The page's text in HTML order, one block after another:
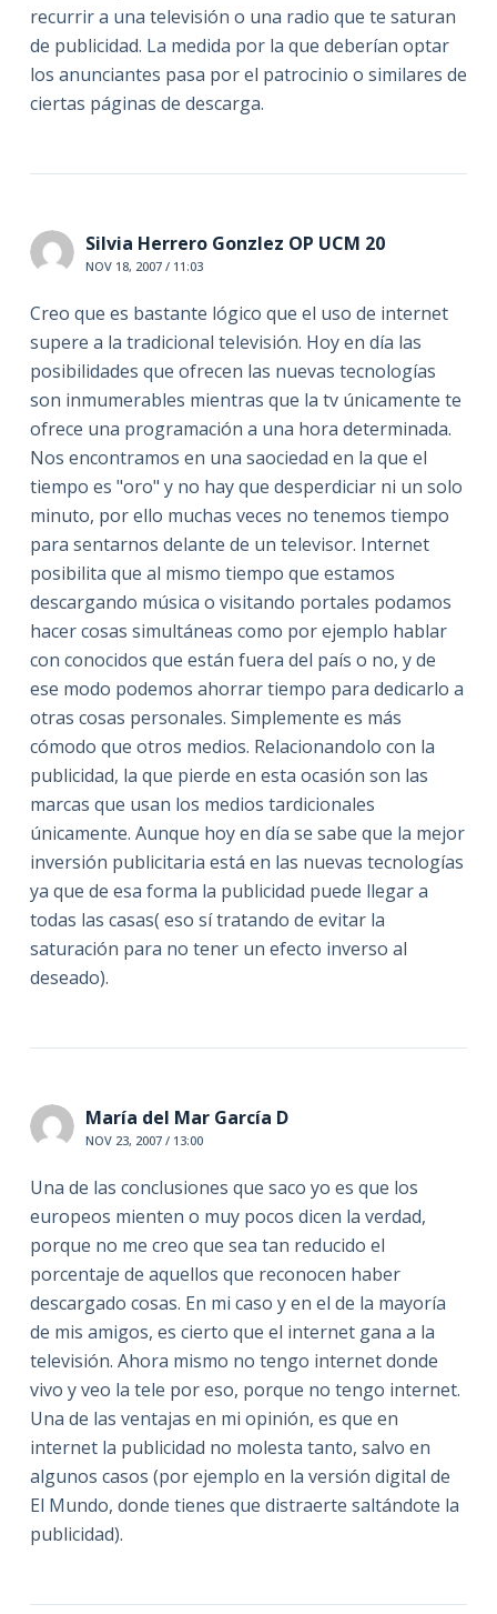
recurrir a una televisión o una radio que te saturan
de publicidad. La medida por la que deberían optar
los anunciantes pasa por el patrocinio o similares de
ciertas páginas de descarga.
Silvia Herrero Gonzlez OP UCM 20
NOV 18, 2007 / 11:03
Creo que es bastante lógico que el uso de internet
supere a la tradicional televisión. Hoy en día las
posibilidades que ofrecen las nuevas tecnologías
son inmumerables mientras que la tv únicamente te
ofrece una programación a una hora determinada.
Nos encontramos en una saociedad en la que el
tiempo es "oro" y no hay que desperdiciar ni un solo
minuto, por ello muchas veces no tenemos tiempo
para sentarnos delante de un televisor. Internet
posibilita que al mismo tiempo que estamos
descargando música o visitando portales podamos
hacer cosas simultáneas como por ejemplo hablar
con conocidos que están fuera del país o no, y de
ese modo podemos ahorrar tiempo para dedicarlo a
otras cosas personales. Simplemente es más
cómodo que otros medios. Relacionandolo con la
publicidad, la que pierde en esta ocasión son las
marcas que usan los medios tardicionales
únicamente. Aunque hoy en día se sabe que la mejor
inversión publicitaria está en las nuevas tecnologías
ya que de esa forma la publicidad puede llegar a
todas las casas( eso sí tratando de evitar la
saturación para no tener un efecto inverso al
deseado).
María del Mar García D
NOV 23, 2007 / 13:00
Una de las conclusiones que saco yo es que los
europeos mienten o muy pocos dicen la verdad,
porque no me creo que sea tan reducido el
porcentaje de aquellos que reconocen haber
descargado cosas. En mi caso y en el de la mayoría
de mis amigos, es cierto que el internet gana a la
televisión. Ahora mismo no tengo internet donde
vivo y veo la tele por eso, porque no tengo internet.
Una de las ventajas en mi opinión, es que en
internet la publicidad no molesta tanto, salvo en
algunos casos (por ejemplo en la versión digital de
El Mundo, donde tienes que distraerte saltándote la
publicidad).